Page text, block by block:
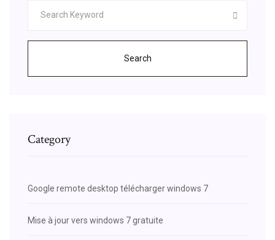
Search
Category
Google remote desktop télécharger windows 7
Mise à jour vers windows 7 gratuite